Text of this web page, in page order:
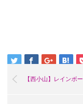
【西小山】レインボー